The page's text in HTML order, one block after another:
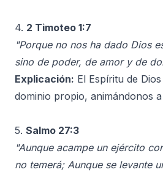
4. 2 Timoteo 1:7
"Porque no nos ha dado Dios
sino de poder, de amor y de
Explicación: El Espíritu de
dominio propio, animándonos
5. Salmo 27:3
"Aunque acampe un ejército
no temerá; Aunque se levante